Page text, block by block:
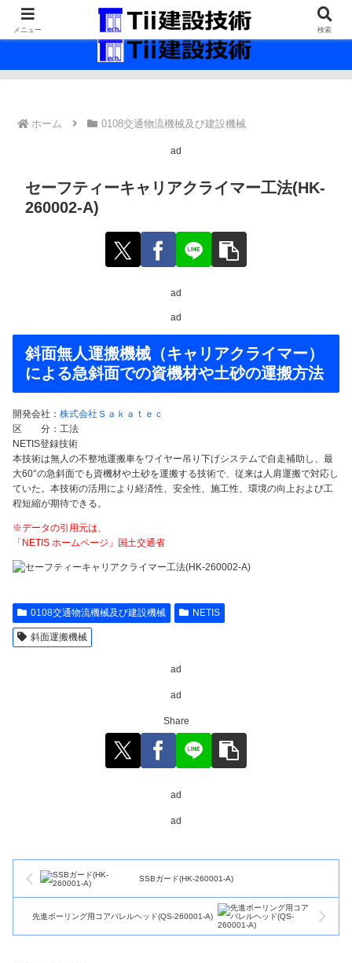
最新の建設技術の情報インフラ。
ホーム 0108交通物流機械及び建設機械
ad
セーフティーキャリアクライマー工法(HK-
260002-A)
ad
ad
斜面無人運搬機械（キャリアクライマー）
による急斜面での資機材や土砂の運搬方法
開発会社： 株式会社Ｓａｋａｔｅｃ
区 分：工法
NETIS登録技術
本技術は無人の不整地運搬車をワイヤー吊り下げシステムで自走補助し、最
大60°の急斜面でも資機材や土砂を運搬する技術で、従来は人肩運搬で対応し
ていた。本技術の活用により経済性、安全性、施工性、環境の向上および工
程短縮が期待できる。
※データの引用元は、
「NETIS ホームページ」国土交通省
0108交通物流機械及び建設機械 NETIS
斜面運搬機械
ad
ad
Share
ad
ad
SSBガード(HK-260001-A)
先進ボーリング用コアバレルヘッド(QS-260001-A)
メニュー 検索